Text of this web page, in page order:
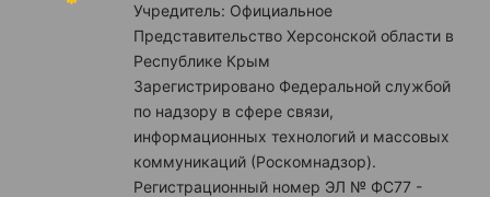
Учредитель: Официальное
Представительство Херсонской области в
Республике Крым
Зарегистрировано Федеральной службой
по надзору в сфере связи,
информационных технологий и массовых
коммуникаций (Роскомнадзор).
Регистрационный номер ЭЛ № ФС77 -